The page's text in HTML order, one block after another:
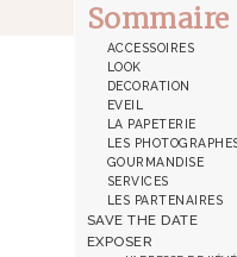
Sommaire
ACCESSOIRES
LOOK
DECORATION
EVEIL
LA PAPETERIE
LES
GOURMANDISE
SERVICES
LES PARTENAIRES
SAVE THE DATE
EXPOSER